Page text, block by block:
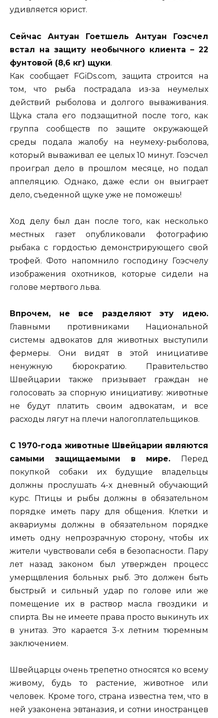
удивляется юрист.
Сейчас Антуан Гоетшель Антуан Гоэсчел
встал на защиту необычного клиента – 22
фунтовой (8,6 кг) щуки.
Как сообщает FGiDs.com, защита строится на
том, что рыба пострадала из-за неумелых
действий рыболова и долгого вываживания.
Щука стала его подзащитной после того, как
группа сообществ по защите окружающей
среды подала жалобу на неумеху-рыболова,
который вываживал ее целых 10 минут. Гоэсчел
проиграл дело в прошлом месяце, но подал
аппеляцию. Однако, даже если он выиграет
дело, съеденной щуке уже не поможешь!
Ход делу был дан после того, как несколько
местных газет опубликовали фотографию
рыбака с гордостью демонстрирующего свой
трофей. Фото напомнило господину Гоэсчелу
изображения охотников, которые сидели на
голове мертвого льва.
Впрочем, не все разделяют эту идею.
Главными противниками Национальной
системы адвокатов для животных выступили
фермеры. Они видят в этой инициативе
ненужную бюрократию. Правительство
Швейцарии также призывает граждан не
голосовать за спорную инициативу: животные
не будут платить своим адвокатам, и все
расходы лягут на плечи налогоплательщиков.
С 1970-года животные Швейцарии являются
самыми защищаемыми в мире. Перед
покупкой собаки их будущие владельцы
должны прослушать 4-х дневный обучающий
курс. Птицы и рыбы должны в обязательном
порядке иметь пару для общения. Клетки и
аквариумы должны в обязательном порядке
иметь одну непрозрачную сторону, чтобы их
жители чувствовали себя в безопасности. Пару
лет назад законом был утвержден процесс
умерщвления больных рыб. Это должен быть
быстрый и сильный удар по голове или же
помещение их в раствор масла гвоздики и
спирта. Вы не имеете права просто выкинуть их
в унитаз. Это карается 3-х летним тюремным
заключением.
Швейцарцы очень трепетно относятся ко всему
живому, будь то растение, животное или
человек. Кроме того, страна известна тем, что в
ней узаконена эвтаназия, и сотни иностранцев